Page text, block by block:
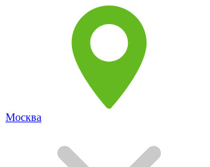
Москва